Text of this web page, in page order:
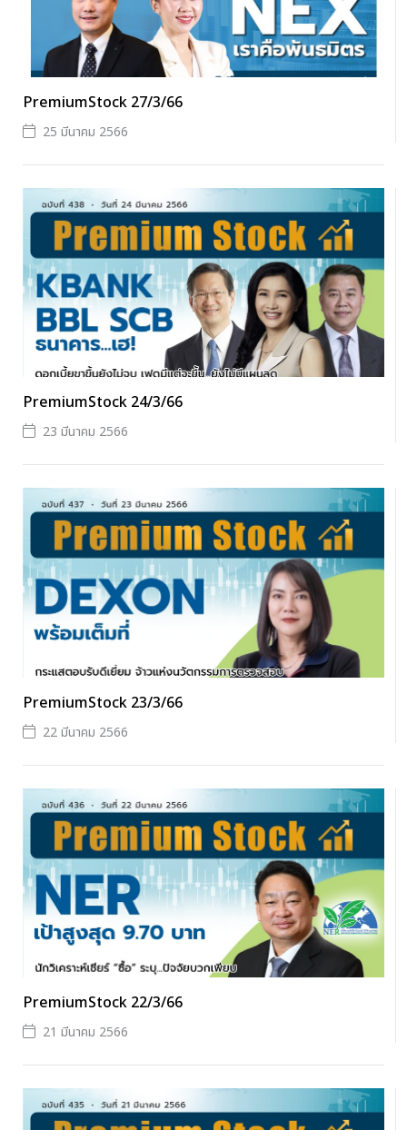
PremiumStock 27/3/66
25 มีนาคม 2566
PremiumStock 24/3/66
23 มีนาคม 2566
PremiumStock 23/3/66
22 มีนาคม 2566
PremiumStock 22/3/66
21 มีนาคม 2566